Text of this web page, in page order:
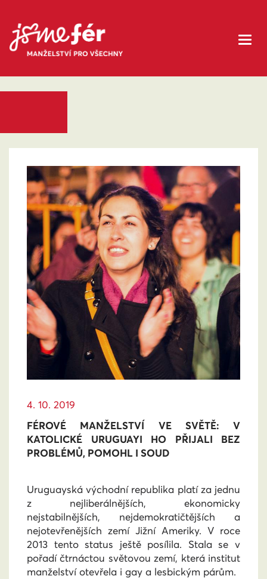
4. 10. 2019
FÉROVÉ MANŽELSTVÍ VE SVĚTĚ: V
KATOLICKÉ URUGUAYI HO PŘIJALI BEZ
PROBLÉMŮ, POMOHL I SOUD
Uruguayská východní republika platí za jednu
z nejliberálnějších, ekonomicky
nejstabilnějších, nejdemokratičtějších a
nejotevřenějších zemí Jižní Ameriky. V roce
2013 tento status ještě posílila. Stala se v
pořadí čtrnáctou světovou zemí, která institut
manželství otevřela i gay a lesbickým párům.